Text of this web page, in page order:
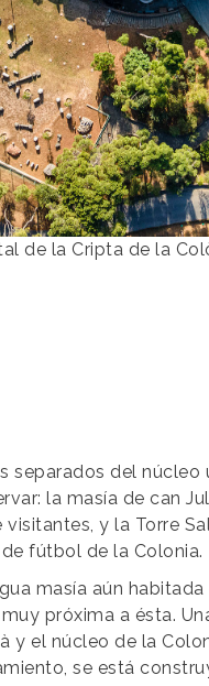
de la Cripta de la
separados del núcleo
la masía de can
y la Torre
fútbol de la Colonia.
masía aún
próxima a ésta.
y el núcleo de la
se está